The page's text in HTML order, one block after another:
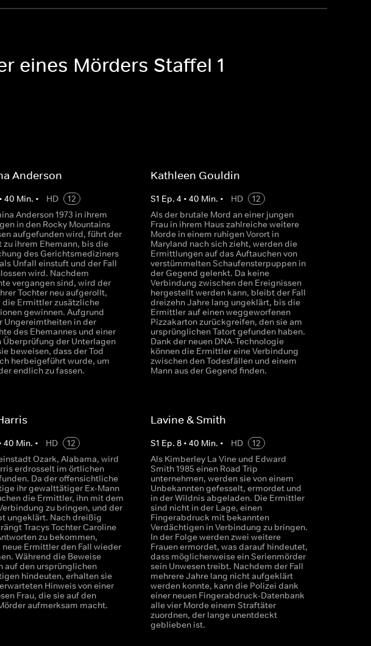
eines Mörders Staffel 1
Anderson
• 40 Min. • HD
12
Anderson 1973 in ihrem
in den Rocky Mountains
aufgefunden wird, führt der
zu ihrem Ehemann, bis die
des Gerichtsmediziners
Unfall einstuft und der Fall
wird. Nachdem
vergangen sind, wird der
Tochter neu aufgerollt,
die Ermittler zusätzliche
gewinnen. Aufgrund
Ungereimtheiten in der
des Ehemannes und einer
Überprüfung der Unterlagen
beweisen, dass der Tod
herbeigeführt wurde, um
endlich zu fassen.
Kathleen Gouldin
S1 Ep. 4 • 40 Min. • HD
12
Als der brutale Mord an einer jungen
Frau in ihrem Haus zahlreiche weitere
Morde in einem ruhigen Vorort in
Maryland nach sich zieht, werden die
Ermittlungen auf das Auftauchen von
verstümmelten Schaufensterpuppen in
der Gegend gelenkt. Da keine
Verbindung zwischen den Ereignissen
hergestellt werden kann, bleibt der Fall
dreizehn Jahre lang ungeklärt, bis die
Ermittler auf einen weggeworfenen
Pizzakarton zurückgreifen, den sie am
ursprünglichen Tatort gefunden haben.
Dank der neuen DNA-Technologie
können die Ermittler eine Verbindung
zwischen den Todesfällen und einem
Mann aus der Gegend finden.
40 Min. • HD
12
Ozark, Alabama, wird
erdrosselt im örtlichen
Da der offensichtliche
ihr gewalttätiger Ex-Mann
die Ermittler, ihn mit dem
zu bringen, und der
ungeklärt. Nach dreißig
Tracys Tochter Caroline
zu bekommen,
neue Ermittler den Fall wieder
Während die Beweise
auf den ursprünglichen
hindeuten, erhalten sie
Hinweis von einer
Frau, die sie auf den
aufmerksam macht.
Lavine & Smith
S1 Ep. 8• 40 Min. • HD
12
Als Kimberley La Vine und Edward
Smith 1985 einen Road Trip
unternehmen, werden sie von einem
Unbekannten gefesselt, ermordet und
in der Wildnis abgeladen. Die Ermittler
sind nicht in der Lage, einen
Fingerabdruck mit bekannten
Verdächtigen in Verbindung zu bringen.
In der Folge werden zwei weitere
Frauen ermordet, was darauf hindeutet,
dass möglicherweise ein Serienmörder
sein Unwesen treibt. Nachdem der Fall
mehrere Jahre lang nicht aufgeklärt
werden konnte, kann die Polizei dank
einer neuen Fingerabdruck-Datenbank
alle vier Morde einem Straftäter
zuordnen, der lange unentdeckt
geblieben ist.